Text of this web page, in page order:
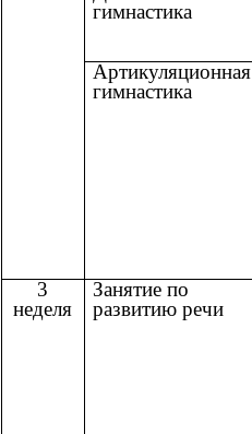
гимнастика
Артикуляционная
гимнастика
3
неделя
Занятие по
развитию речи